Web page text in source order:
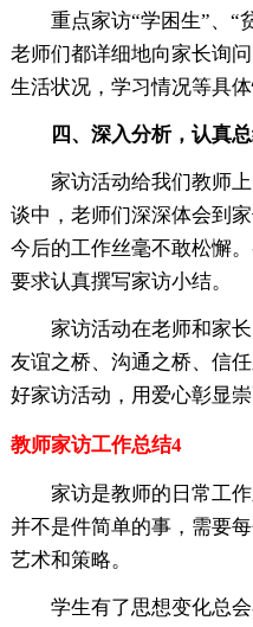
重点家访“学困生”、“
老师们都详细地向家长询
生活状况，学习情况等具
四、深入分析，认真
家访活动给我们教师
谈中，老师们深深体会到
今后的工作丝毫不敢松懈
要求认真撰写家访小结。
家访活动在老师和家
友谊之桥、沟通之桥、信
好家访活动，用爱心彰显
教师家访工作总结4
家访是教师的日常工
并不是件简单的事，需要
艺术和策略。
学生有了思想变化总